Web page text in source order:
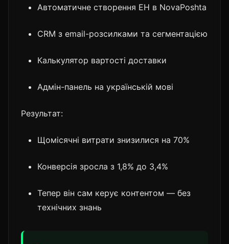
Автоматичне створення ЕН в NovaPoshta
CRM з email-розсилками та сегментацією
Калькулятор вартості доставки
Адмін-панель на українській мові
Результат:
Щомісячні витрати знизилися на 70%
Конверсія зросла з 1,8% до 3,4%
Тепер він сам керує контентом — без
технічних знань